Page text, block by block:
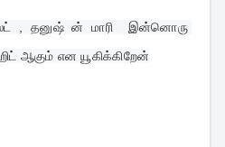
, தனுஷ் ன் மாரி  இன்னொரு
ஆகும் என யூகிக்கிறேன்